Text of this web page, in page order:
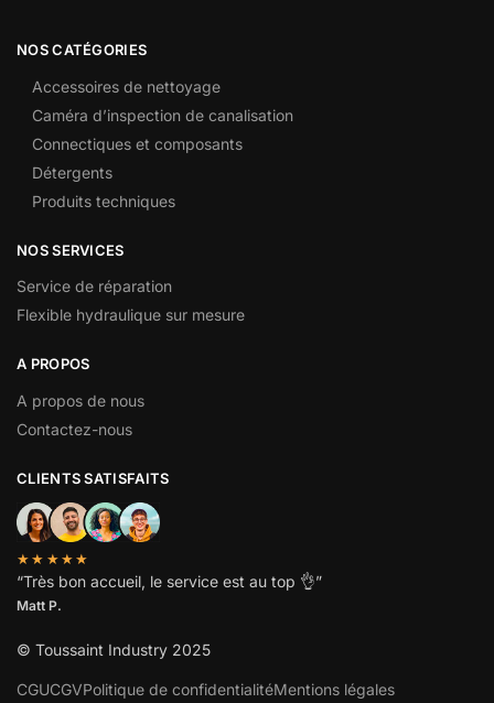
NOS CATÉGORIES
Accessoires de nettoyage
Caméra d’inspection de canalisation
Connectiques et composants
Détergents
Produits techniques
NOS SERVICES
Service de réparation
Flexible hydraulique sur mesure
A PROPOS
A propos de nous
Contactez-nous
CLIENTS SATISFAITS
★★★★★
“Très bon accueil, le service est au top 👌”
Matt P.
© Toussaint Industry 2025
CGUCGVPolitique de confidentialitéMentions légales